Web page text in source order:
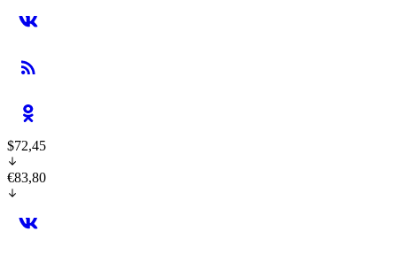
$72,45
€83,80